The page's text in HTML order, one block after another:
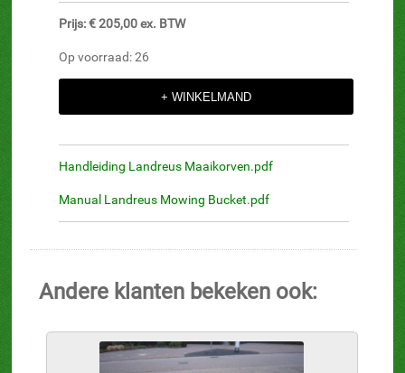
Prijs: € 205,00 ex. BTW
Op voorraad: 26
Handleiding Landreus Maaikorven.pdf
Manual Landreus Mowing Bucket.pdf
Andere klanten bekeken ook: